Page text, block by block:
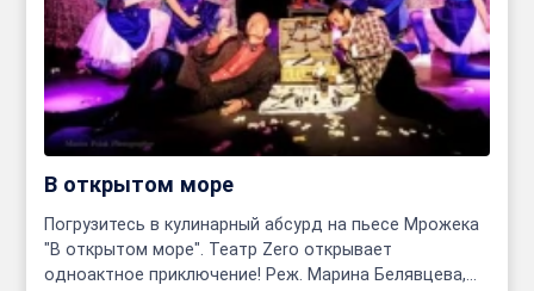
В открытом море
Погрузитесь в кулинарный абсурд на пьесе Мрожека
"В открытом море". Театр Zero открывает
одноактное приключение! Реж. Марина Белявцева,